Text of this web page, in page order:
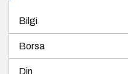
Bilgi
Borsa
Din